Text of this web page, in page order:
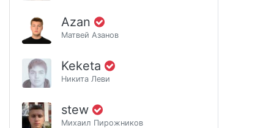
Azan
Матвей Азанов
Keketa
Никита Леви
stew
Михаил Пирожников